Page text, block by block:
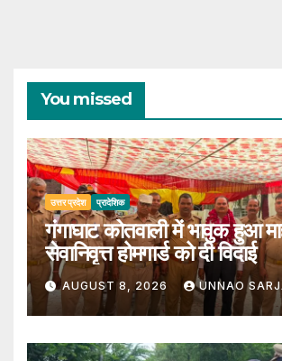
You missed
उत्तर प्रदेश प्रादेशिक
गंगाघाट कोतवाली में भावुक हुआ
सेवानिवृत्त होमगार्ड को दी विदाई
AUGUST 8, 2026 UNNAO